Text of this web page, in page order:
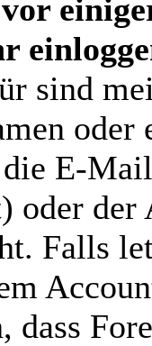
sind
oder
E-
oder
Falls
dass